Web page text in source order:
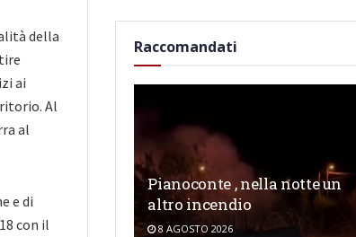
della
ai
Al
al
e di
con il
Raccomandati
Pianoconte , nella notte un
altro incendio
8 AGOSTO 2026